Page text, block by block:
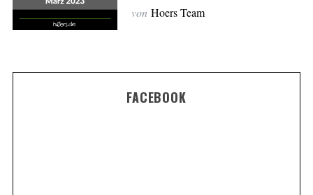
von Hoers Team
FACEBOOK